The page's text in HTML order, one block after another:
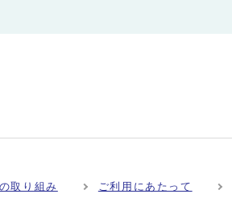
取り組み ご利用にあたって